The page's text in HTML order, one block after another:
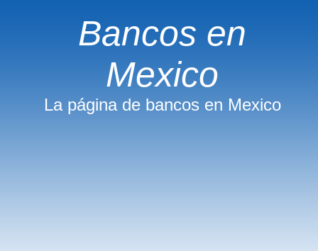
Bancos en
Mexico
La página de bancos en Mexico